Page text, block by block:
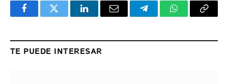
FacebookTwitter LinkedInEmail TelegramWhatsApp
Copy
TE PUEDE INTERESAR